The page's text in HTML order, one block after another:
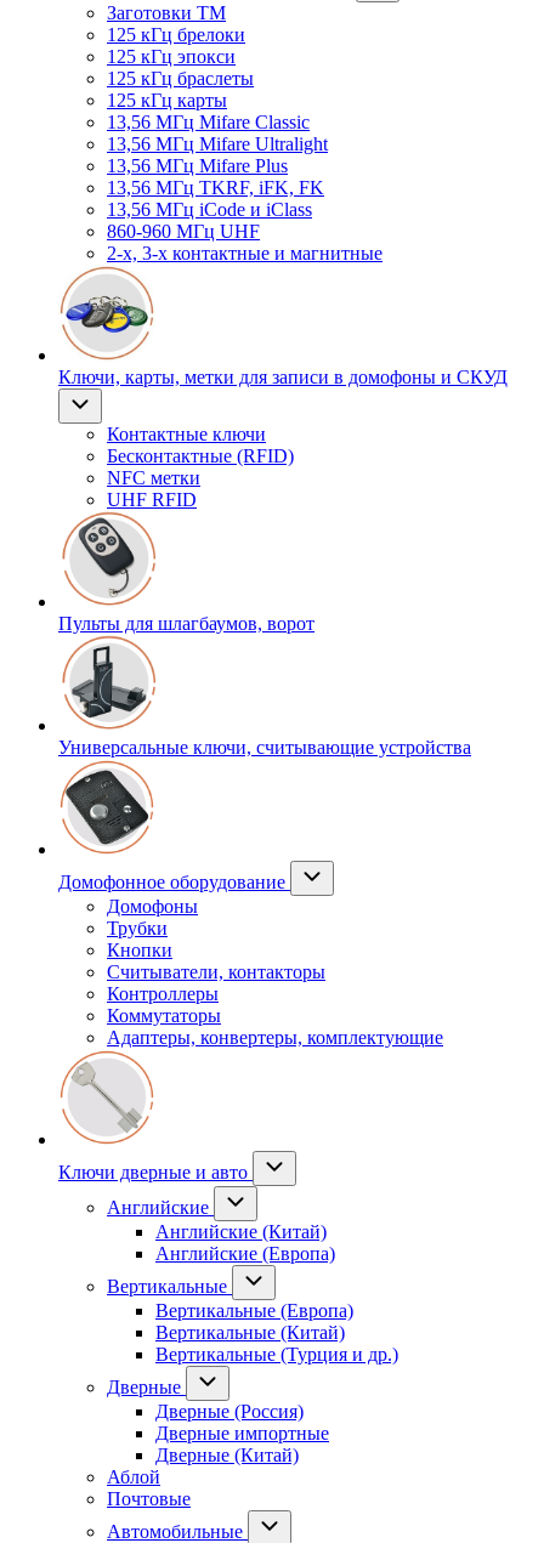
Заготовки ТМ
125 кГц брелоки
125 кГц эпокси
125 кГц браслеты
125 кГц карты
13,56 МГц Mifare Classic
13,56 МГц Mifare Ultralight
13,56 МГц Mifare Plus
13,56 МГц TKRF, iFK, FK
13,56 МГц iCode и iClass
860-960 МГц UHF
2-х, 3-х контактные и магнитные
Ключи, карты, метки для записи в домофоны и СКУД
Контактные ключи
Бесконтактные (RFID)
NFC метки
UHF RFID
Пульты для шлагбаумов, ворот
Универсальные ключи, считывающие устройства
Домофонное оборудование
Домофоны
Трубки
Кнопки
Считыватели, контакторы
Контроллеры
Коммутаторы
Адаптеры, конвертеры, комплектующие
Ключи дверные и авто
Английские
Английские (Китай)
Английские (Европа)
Вертикальные
Вертикальные (Европа)
Вертикальные (Китай)
Вертикальные (Турция и др.)
Дверные
Дверные (Россия)
Дверные импортные
Дверные (Китай)
Аблой
Почтовые
Автомобильные